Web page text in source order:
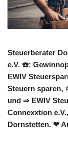
Steuerberater
e.V. ☎️:
EWIV
Steuern sparen,
und ⇒ EWIV
Connexxtion
Dornstetten. ❤